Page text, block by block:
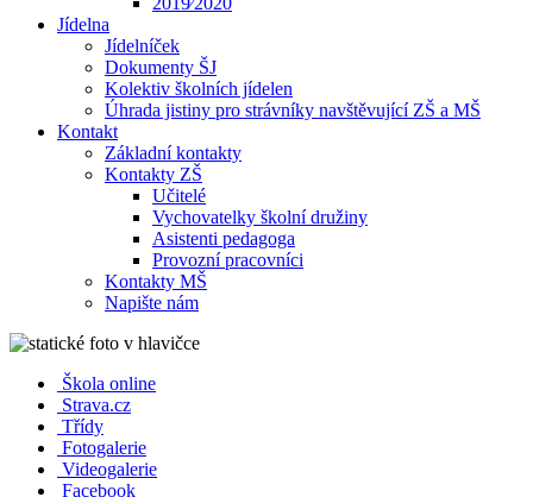
Jídelna
Jídelníček
Dokumenty ŠJ
Kolektiv školních jídelen
Úhrada jistiny pro strávníky navštěvující ZŠ a MŠ
Kontakt
Základní kontakty
Kontakty ZŠ
Učitelé
Vychovatelky školní družiny
Asistenti pedagoga
Provozní pracovníci
Kontakty MŠ
Napište nám
Škola online
Strava.cz
Třídy
Fotogalerie
Videogalerie
Facebook